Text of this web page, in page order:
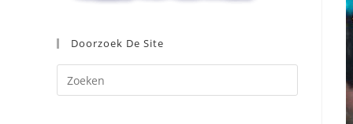
Doorzoek De Site
op